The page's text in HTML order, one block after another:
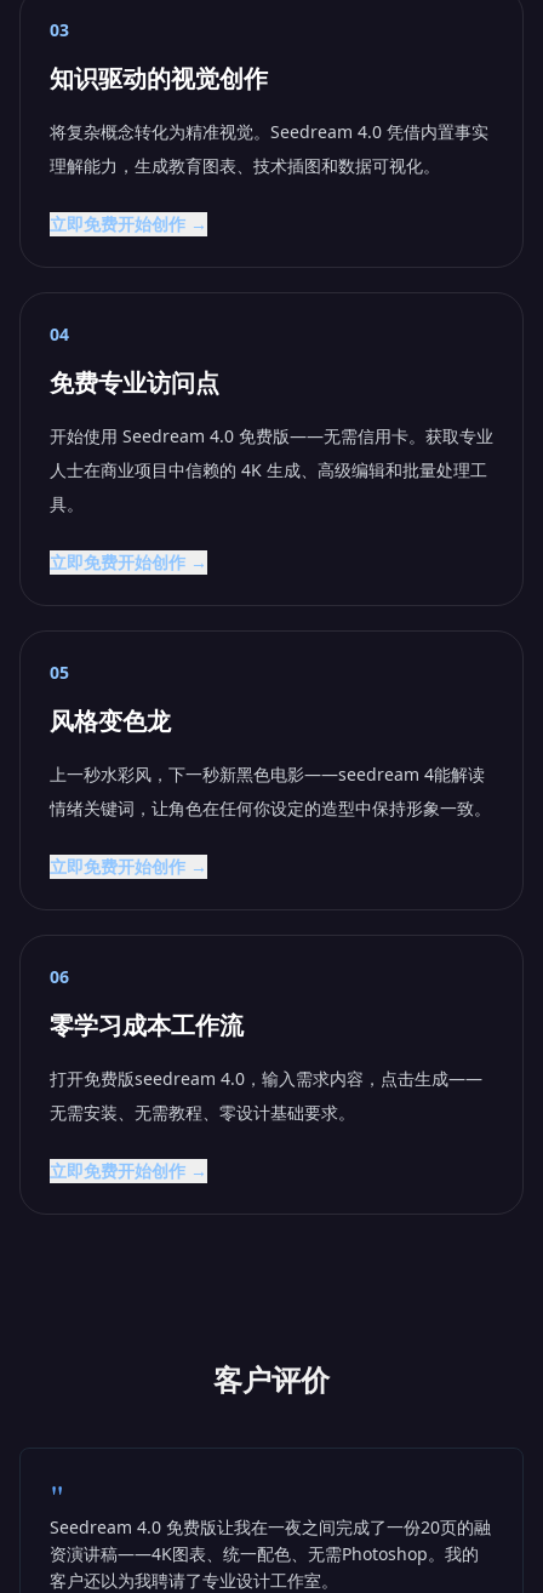
03
知识驱动的视觉创作
将复杂概念转化为精准视觉。Seedream 4.0 凭借内置事实
理解能力，生成教育图表、技术插图和数据可视化。
立即免费开始创作 →
04
免费专业访问点
开始使用 Seedream 4.0 免费版——无需信用卡。获取专业
人士在商业项目中信赖的 4K 生成、高级编辑和批量处理工
具。
立即免费开始创作 →
05
风格变色龙
上一秒水彩风，下一秒新黑色电影——seedream 4能解读
情绪关键词，让角色在任何你设定的造型中保持形象一致。
立即免费开始创作 →
06
零学习成本工作流
打开免费版seedream 4.0，输入需求内容，点击生成——
无需安装、无需教程、零设计基础要求。
立即免费开始创作 →
客户评价
"
Seedream 4.0 免费版让我在一夜之间完成了一份20页的融
资演讲稿——4K图表、统一配色、无需Photoshop。我的
客户还以为我聘请了专业设计工作室。